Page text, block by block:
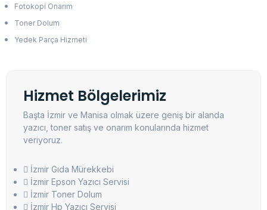
Fotokopi Onarım
Toner Dolum
Yedek Parça Hizmeti
Hizmet Bölgelerimiz
Başta İzmir ve Manisa olmak üzere geniş bir alanda
yazıcı, toner satış ve onarım konularında hizmet
veriyoruz.
İzmir Gıda Mürekkebi
İzmir Epson Yazıcı Servisi
İzmir Toner Dolum
İzmir Hp Yazıcı Servisi